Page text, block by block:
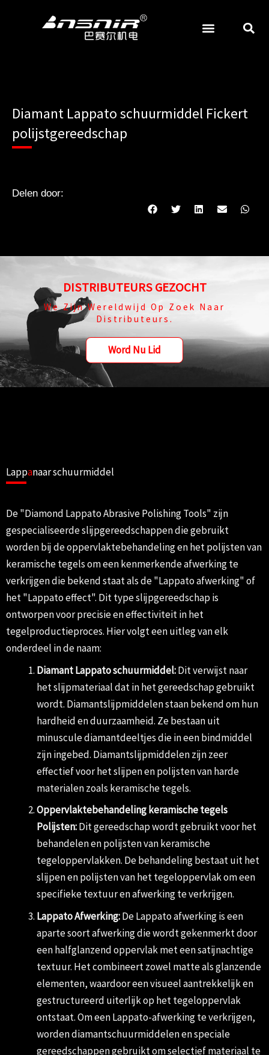
Diamant Lappato schuurmiddel Fickert
polijstgereedschap
Delen door:
DISTRIBUTEURS GEZOCHT
We Zijn Wereldwijd Op Zoek Naar
Distributeurs.
Word Nu Lid
Lappanaar schuurmiddel
De "Diamond Lappato Abrasive Polishing Tools" zijn
gespecialiseerde slijpgereedschappen die gebruikt
worden bij de oppervlaktebehandeling en het polijsten van
keramische tegels om een kenmerkende afwerking te
verkrijgen die bekend staat als de "Lappato afwerking" of
het "Lappato effect". Dit type slijpgereedschap is
ontworpen voor precisie en effectiviteit in het
tegelproductieproces. Hier volgt een uitleg van elk
onderdeel in de naam:
Diamant Lappato schuurmiddel:Dit verwijst naar
het slijpmateriaal dat in het gereedschap gebruikt
wordt. Diamantslijpmiddelen staan bekend om hun
hardheid en duurzaamheid. Ze bestaan uit
minuscule diamantdeeltjes die in een bindmiddel
zijn ingebed. Diamantslijpmiddelen zijn zeer
effectief voor het slijpen en polijsten van harde
materialen zoals keramische tegels.
Oppervlaktebehandeling keramische tegels
Polijsten:Dit gereedschap wordt gebruikt voor het
behandelen en polijsten van keramische
tegeloppervlakken. De behandeling bestaat uit het
slijpen en polijsten van het tegeloppervlak om een
specifieke textuur en afwerking te verkrijgen.
Lappato Afwerking:De Lappato afwerking is een
aparte soort afwerking die wordt gekenmerkt door
een halfglanzend oppervlak met een satijnachtige
textuur. Het combineert zowel matte als glanzende
elementen, waardoor een visueel aantrekkelijk en
gestructureerd uiterlijk op het tegeloppervlak
ontstaat. Om een Lappato-afwerking te verkrijgen,
worden diamantschuurmiddelen en speciale
gereedschappen gebruikt om selectief materiaal te